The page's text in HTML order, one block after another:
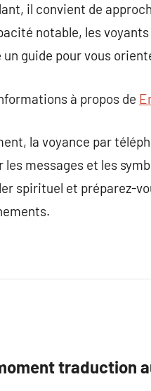
il convient de
notable, les
un guide pour vous
à propos de
la voyance par
messages et les
spirituel et préparez-
traduction